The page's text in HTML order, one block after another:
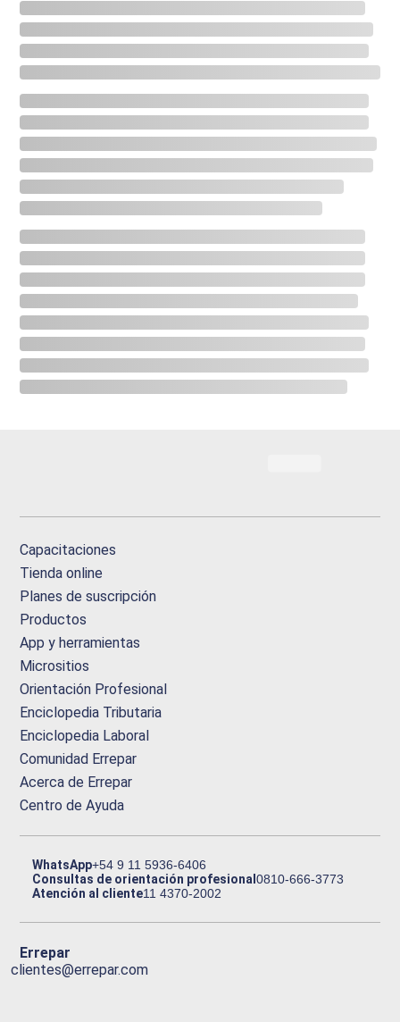
Capacitaciones
Tienda online
Planes de suscripción
Productos
App y herramientas
Micrositios
Orientación Profesional
Enciclopedia Tributaria
Enciclopedia Laboral
Comunidad Errepar
Acerca de Errepar
Centro de Ayuda
WhatsApp+54 9 11 5936-6406
Consultas de orientación profesional0810-666-3773
Atención al cliente11 4370-2002
Errepar
clientes@errepar.com